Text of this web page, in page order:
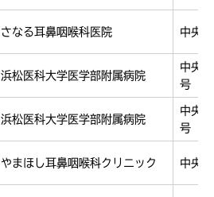
さなる耳鼻咽喉科医院 中央
浜松医科大学医学部附属病院
中央
号
浜松医科大学医学部附属病院
中央
号
やまほし耳鼻咽喉科クリニック 中央